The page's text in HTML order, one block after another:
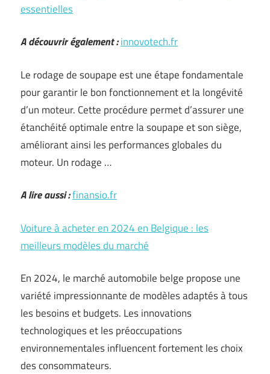
essentielles
A découvrir également :innovotech.fr
Le rodage de soupape est une étape fondamentale
pour garantir le bon fonctionnement et la longévité
d’un moteur. Cette procédure permet d’assurer une
étanchéité optimale entre la soupape et son siège,
améliorant ainsi les performances globales du
moteur. Un rodage …
A lire aussi :finansio.fr
Voiture à acheter en 2024 en Belgique : les
meilleurs modèles du marché
En 2024, le marché automobile belge propose une
variété impressionnante de modèles adaptés à tous
les besoins et budgets. Les innovations
technologiques et les préoccupations
environnementales influencent fortement les choix
des consommateurs.